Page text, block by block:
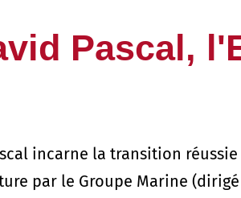
Pascal,
incarne la transition
par le Groupe Marine